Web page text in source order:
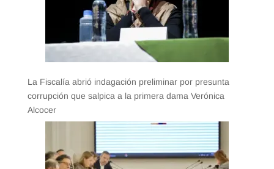
La Fiscalía abrió indagación preliminar por presunta
corrupción que salpica a la primera dama Verónica
Alcocer